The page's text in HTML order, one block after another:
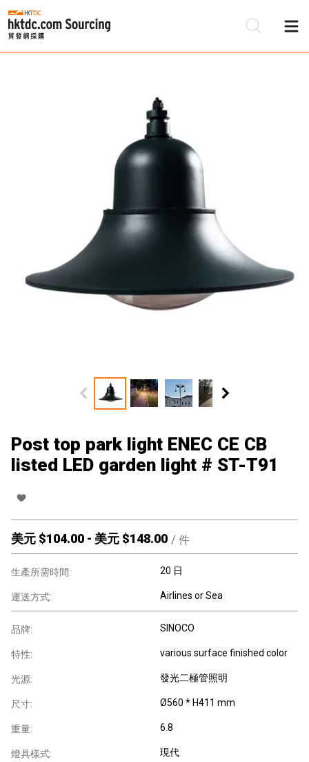
Post top park light ENEC CE CB
listed LED garden light # ST-T91
美元 $104.00 - 美元 $148.00 / 件
生產所需時間: 20 日
運送方式: Airlines or Sea
品牌: SINOCO
特性: various surface finished color
光源: 發光二極管照明
尺寸: Ø560 * H411 mm
重量: 6.8
燈具樣式: 現代